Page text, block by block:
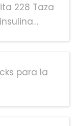
228 Taza
para la